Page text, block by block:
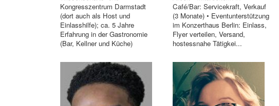
Kongresszentrum Darmstadt
(dort auch als Host und
Einlasshilfe); ca. 5 Jahre
Erfahrung in der Gastronomie
(Bar, Kellner und Küche)
Café/Bar: Servicekraft, Verkauf
(3 Monate) • Eventunterstützung
im Konzerthaus Berlin: Einlass,
Flyer verteilen, Versand,
hostessnahe Tätigkei...